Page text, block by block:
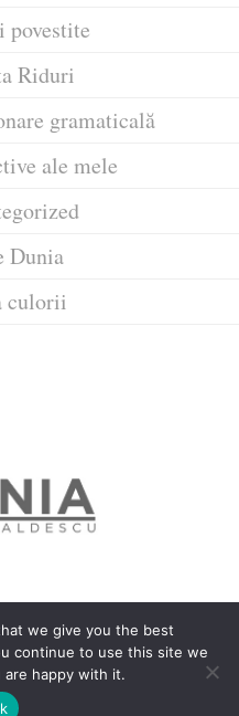
povestite
Riduri
gramaticală
ale mele
Dunia
culorii
privind fișierele cookies
Dunia
we give you the best
continue to use this site we
are happy with it.